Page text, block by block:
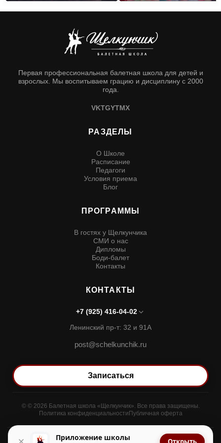
Первая профессиональная балетная школа для детей и
взрослых. Мы воспитываем грацию и дисциплину с 2000
года.
VKTGYTMX
РАЗДЕЛЫ
О Школе
Расписание
Педагоги
Условия приема
Блог
ПРОГРАММЫ
В гостях у Щелкунчика
СМИ о нас
Дипломы
Боди-балет
Контакты
КОНТАКТЫ
+7 (925) 416-04-02
Ленинский пр-т: 32 и 91А
post@schelkunchik.ru
Записаться
© © 2026 Балетная школа «Щелкунчик». Все права защищены.
Политика конфиденциальности Публичная оферта
A Ruslan Sidorenko Production
Приложение школы